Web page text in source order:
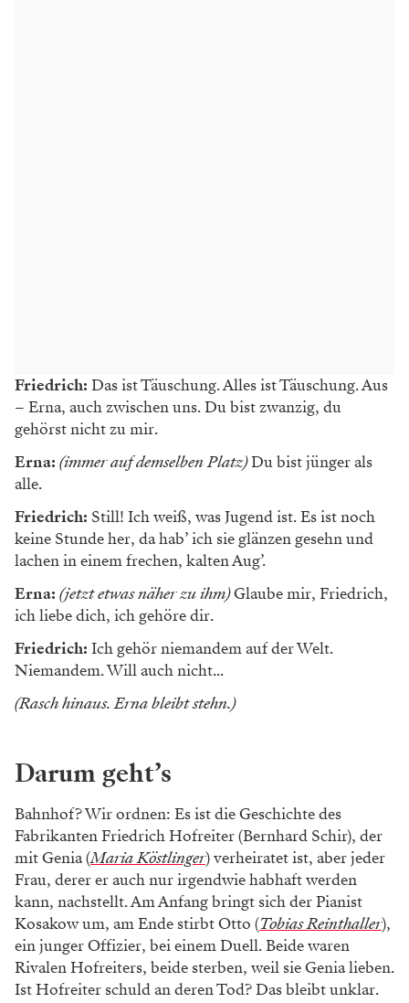
Friedrich: Das ist Täuschung. Alles ist Täuschung. Aus
– Erna, auch zwischen uns. Du bist zwanzig, du
gehörst nicht zu mir.
Erna: (immer auf demselben Platz)Du bist jünger als
alle.
Friedrich: Still! Ich weiß, was Jugend ist. Es ist noch
keine Stunde her, da hab’ ich sie glänzen gesehn und
lachen in einem frechen, kalten Aug’.
Erna: (jetzt etwas näher zu ihm)Glaube mir, Friedrich,
ich liebe dich, ich gehöre dir.
Friedrich: Ich gehör niemandem auf der Welt.
Niemandem. Will auch nicht...
(Rasch hinaus. Erna bleibt stehn.)
Darum geht’s
Bahnhof? Wir ordnen: Es ist die Geschichte des
Fabrikanten Friedrich Hofreiter (Bernhard Schir), der
mit Genia (Maria Köstlinger) verheiratet ist, aber jeder
Frau, derer er auch nur irgendwie habhaft werden
kann, nachstellt. Am Anfang bringt sich der Pianist
Kosakow um, am Ende stirbt Otto (Tobias Reinthaller),
ein junger Offizier, bei einem Duell. Beide waren
Rivalen Hofreiters, beide sterben, weil sie Genia lieben.
Ist Hofreiter schuld an deren Tod? Das bleibt unklar.